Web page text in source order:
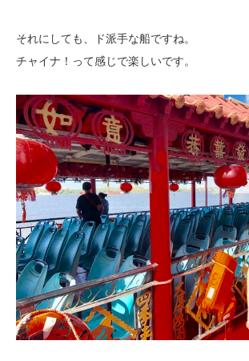
それにしても、ド派手な船ですね。
チャイナ！って感じで楽しいです。